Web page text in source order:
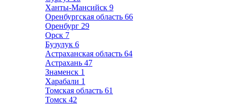
Ханты-Мансийск 9
Оренбургская область 66
Оренбург 29
Орск 7
Бузулук 6
Астраханская область 64
Астрахань 47
Знаменск 1
Харабали 1
Томская область 61
Томск 42